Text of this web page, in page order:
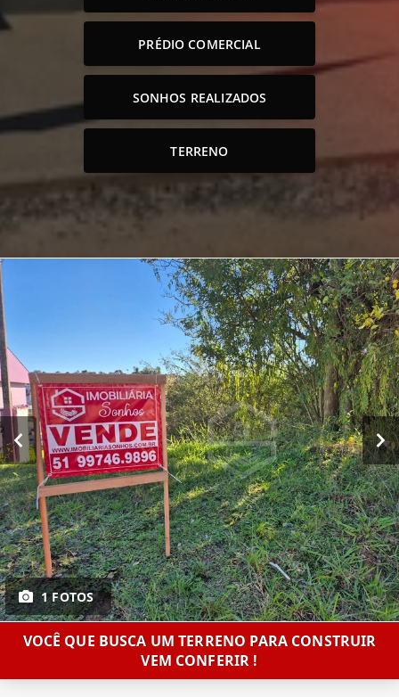
PRÉDIO COMERCIAL
SONHOS REALIZADOS
TERRENO
1 FOTOS
VOCÊ QUE BUSCA UM TERRENO PARA CONSTRUIR
VEM CONFERIR !